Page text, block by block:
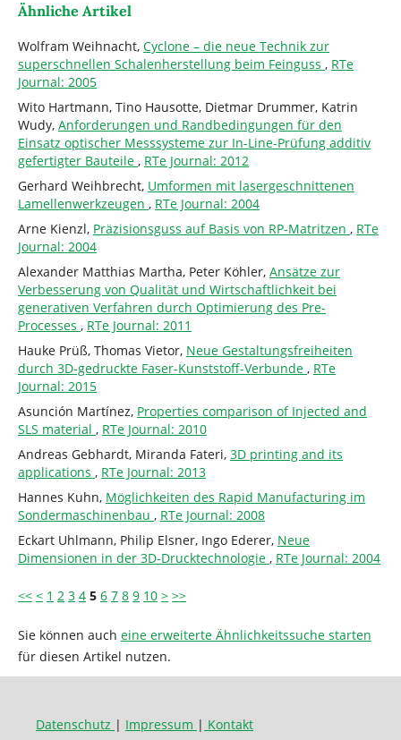
Ähnliche Artikel
Wolfram Weihnacht, Cyclone – die neue Technik zur
superschnellen Schalenherstellung beim Feinguss , RTe
Journal: 2005
Wito Hartmann, Tino Hausotte, Dietmar Drummer, Katrin
Wudy, Anforderungen und Randbedingungen für den
Einsatz optischer Messsysteme zur In-Line-Prüfung additiv
gefertigter Bauteile , RTe Journal: 2012
Gerhard Weihbrecht, Umformen mit lasergeschnittenen
Lamellenwerkzeugen , RTe Journal: 2004
Arne Kienzl, Präzisionsguss auf Basis von RP-Matritzen , RTe
Journal: 2004
Alexander Matthias Martha, Peter Köhler, Ansätze zur
Verbesserung von Qualität und Wirtschaftlichkeit bei
generativen Verfahren durch Optimierung des Pre-
Processes , RTe Journal: 2011
Hauke Prüß, Thomas Vietor, Neue Gestaltungsfreiheiten
durch 3D-gedruckte Faser-Kunststoff-Verbunde , RTe
Journal: 2015
Asunción Martínez, Properties comparison of Injected and
SLS material , RTe Journal: 2010
Andreas Gebhardt, Miranda Fateri, 3D printing and its
applications , RTe Journal: 2013
Hannes Kuhn, Möglichkeiten des Rapid Manufacturing im
Sondermaschinenbau , RTe Journal: 2008
Eckart Uhlmann, Philip Elsner, Ingo Ederer, Neue
Dimensionen in der 3D-Drucktechnologie , RTe Journal: 2004
<< < 1 2 3 4 5 6 7 8 9 10 > >>
Sie können auch eine erweiterte Ähnlichkeitssuche starten
für diesen Artikel nutzen.
Datenschutz | Impressum | Kontakt